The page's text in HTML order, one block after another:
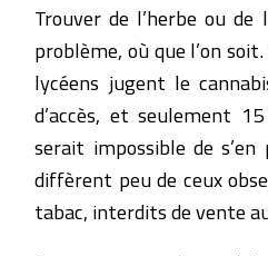
Trouver de l’herbe ou
problème, où que l’on soit.
lycéens jugent le
d’accès, et seulement
serait impossible de
diffèrent peu de ceux
tabac, interdits de vente